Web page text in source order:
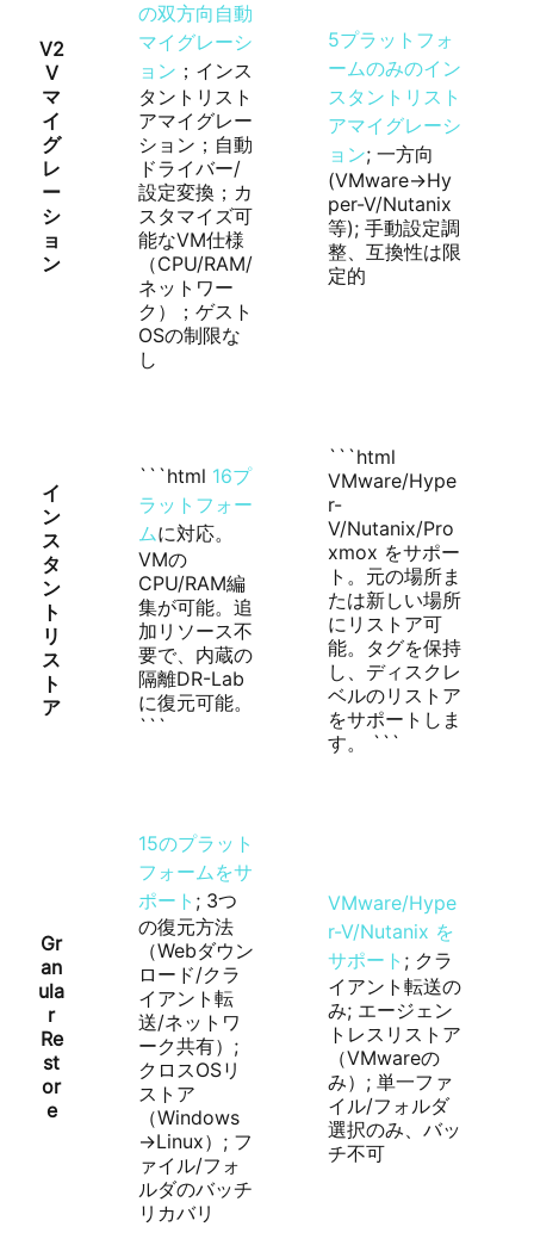
V2
V
マ
イ
グ
レ
ー
シ
ョ
ン
の双方向自動
マイグレーシ
ョン ；インス
タントリスト
アマイグレー
ション；自動
ドライバー/
設定変換；カ
スタマイズ可
能なVM仕様
（CPU/RAM/
ネットワー
ク）；ゲスト
OSの制限な
し
5プラットフォ
ームのみのイン
スタントリスト
アマイグレーシ
ョン; 一方向
(VMware→Hy
per-V/Nutanix
等); 手動設定調
整、互換性は限
定的
イ
ン
ス
タ
ン
ト
リ
ス
ト
ア
```html 16プ
ラットフォー
ムに対応。
VMの
CPU/RAM編
集が可能。追
加リソース不
要で、内蔵の
隔離DR-Lab
に復元可能。
```
```html
VMware/Hype
r-
V/Nutanix/Pro
xmox をサポー
ト。元の場所ま
たは新しい場所
にリストア可
能。タグを保持
し、ディスクレ
ベルのリストア
をサポートしま
す。 ```
Gr
an
ula
r
Re
st
or
e
15のプラット
フォームをサ
ポート ; 3つ
の復元方法
（Webダウン
ロード/クラ
イアント転
送/ネットワ
ーク共有）;
クロスOSリ
ストア
（Windows
→Linux）; フ
ァイル/フォ
ルダのバッチ
リカバリ
VMware/Hype
r-V/Nutanix を
サポート ; クラ
イアント転送の
み; エージェン
トレスリストア
（VMwareの
み）; 単一ファ
イル/フォルダ
選択のみ、バッ
チ不可